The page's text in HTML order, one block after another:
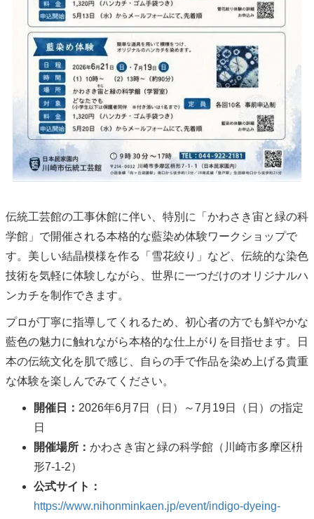
伝統工芸館の工事休館に伴い、特別に「かわさき宙と緑の科
学館」で開催される本格的な藍染め体験ワークショップで
す。美しい結晶模様を作る「雪花絞り」など、伝統的な染色
技術を気軽に体験しながら、世界に一つだけのオリジナルハ
ンカチを制作できます。
プロが丁寧に指導してくれるため、初心者の方でも鮮やかな
藍色の魅力に触れながら本格的な仕上がりを目指せます。日
本の伝統文化を肌で感じ、自らの手で作品を染め上げる貴重
な体験を楽しんでみてください。
開催日： 2026年6月7日（日）～7月19日（日）の指定
日
開催場所： かわさき宙と緑の科学館（川崎市多摩区枡
形7-1-2）
公式サイト：
https://www.nihonminkaen.jp/event/indigo-dyeing-